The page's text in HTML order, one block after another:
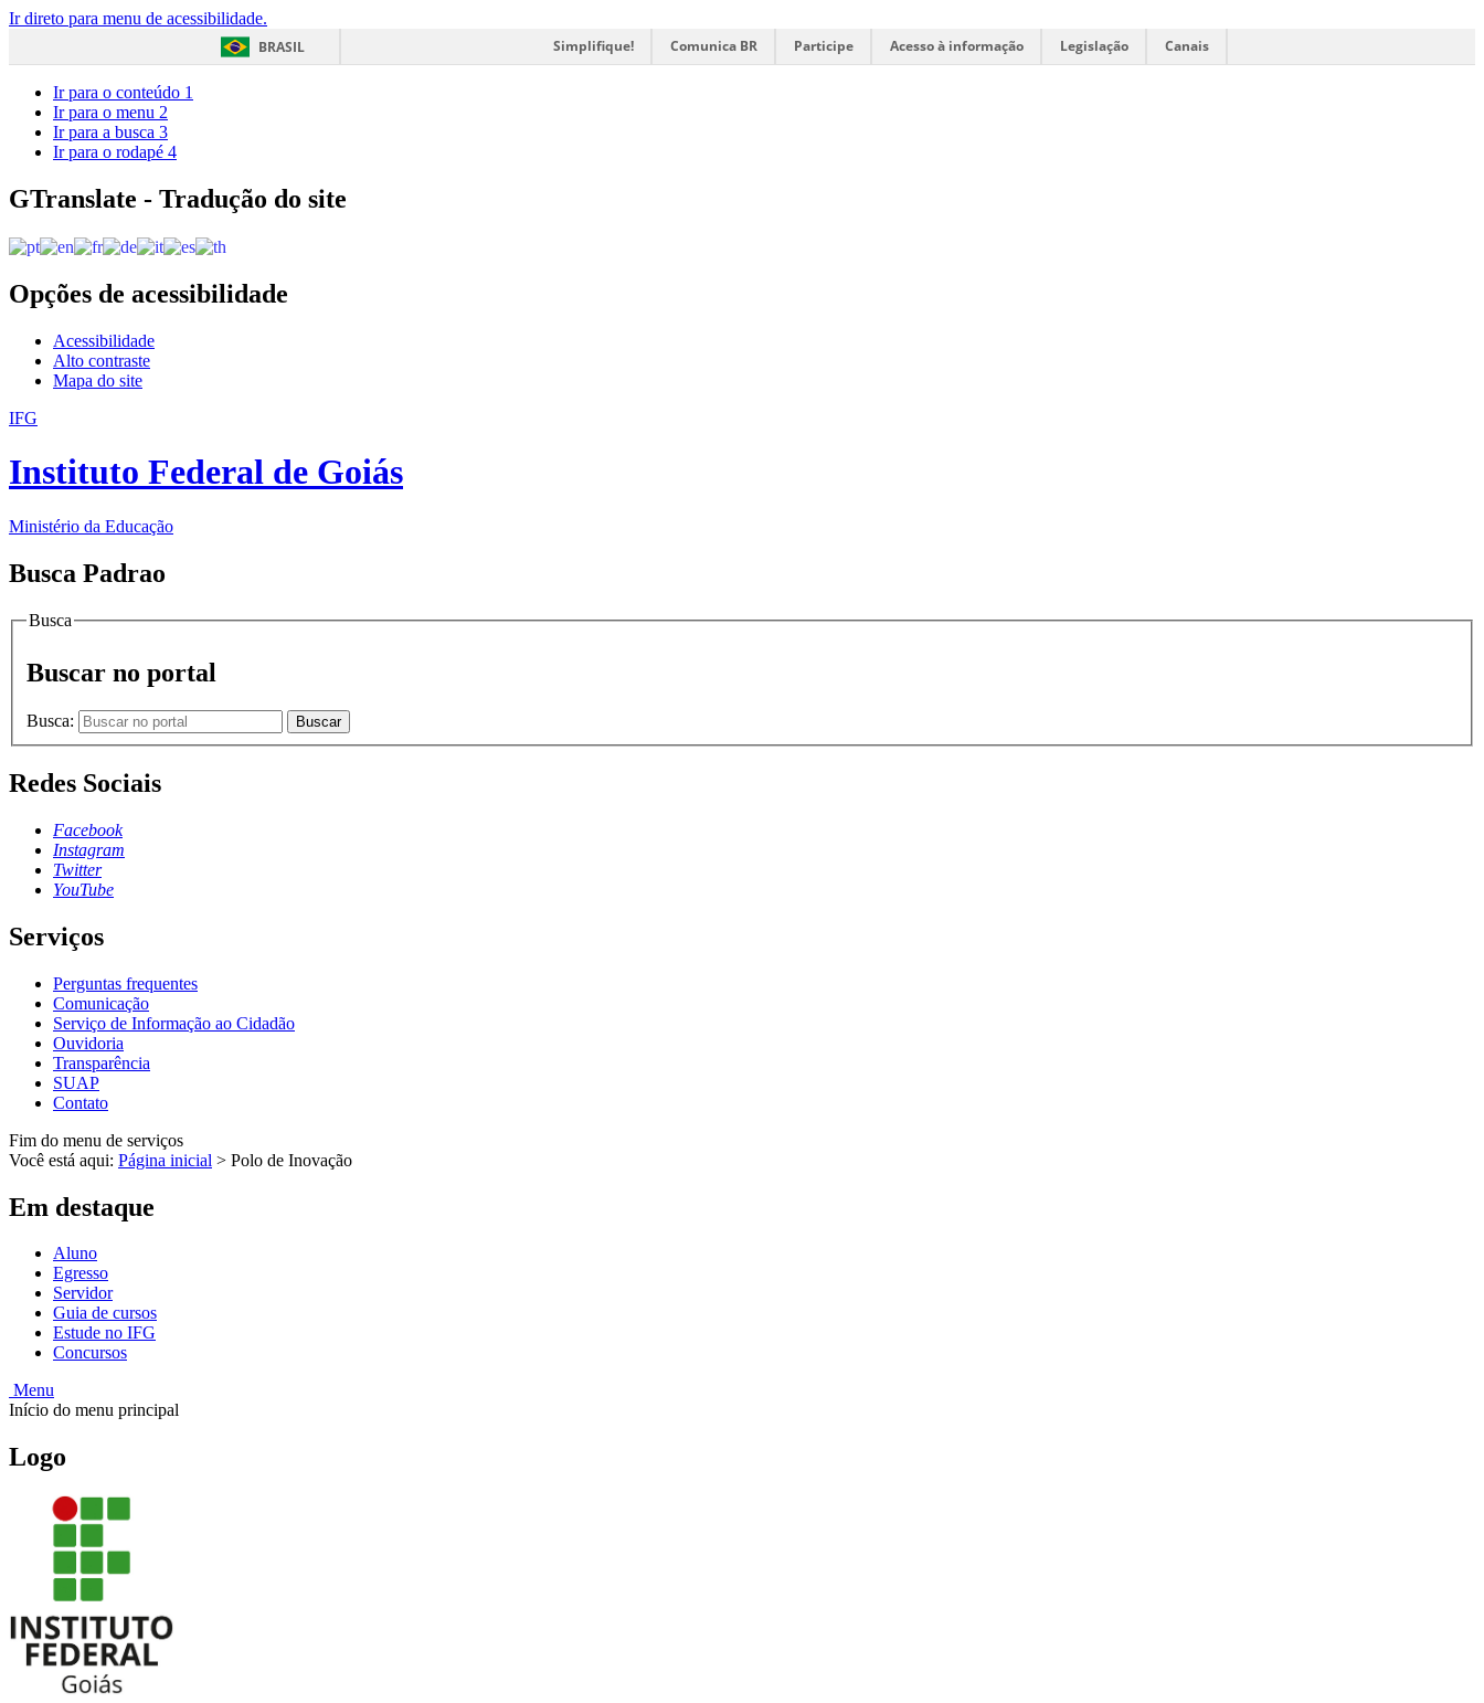
Ir direto para menu de acessibilidade.
BRASIL
Simplifique! Comunica BR Participe Acesso à informação Legislação Canais
Ir para o conteúdo 1
Ir para o menu 2
Ir para a busca 3
Ir para o rodapé 4
GTranslate - Tradução do site
Opções de acessibilidade
Acessibilidade
Alto contraste
Mapa do site
IFG
Instituto Federal de Goiás
Ministério da Educação
Busca Padrao
Busca
Buscar no portal
Busca: Buscar
Redes Sociais
Facebook
Instagram
Twitter
YouTube
Serviços
Perguntas frequentes
Comunicação
Serviço de Informação ao Cidadão
Ouvidoria
Transparência
SUAP
Contato
Fim do menu de serviços
Você está aqui: Página inicial > Polo de Inovação
Em destaque
Aluno
Egresso
Servidor
Guia de cursos
Estude no IFG
Concursos
Menu
Início do menu principal
Logo